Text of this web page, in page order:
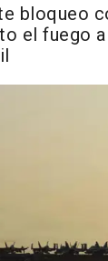
bloqueo
el fuego